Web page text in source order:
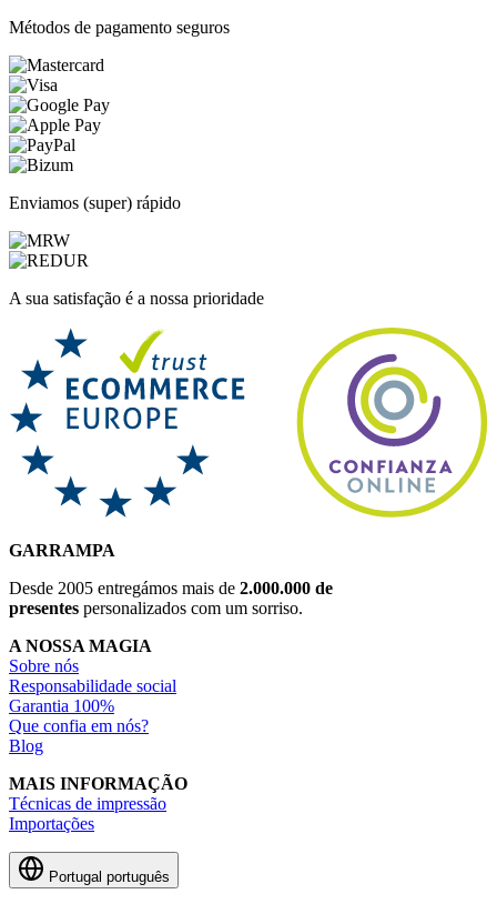
Métodos de pagamento seguros
Enviamos (super) rápido
A sua satisfação é a nossa prioridade
GARRAMPA
Desde 2005 entregámos mais de 2.000.000 de
presentes personalizados com um sorriso.
A NOSSA MAGIA
Sobre nós
Responsabilidade social
Garantia 100%
Que confia em nós?
Blog
MAIS INFORMAÇÃO
Técnicas de impressão
Importações
Portugal português